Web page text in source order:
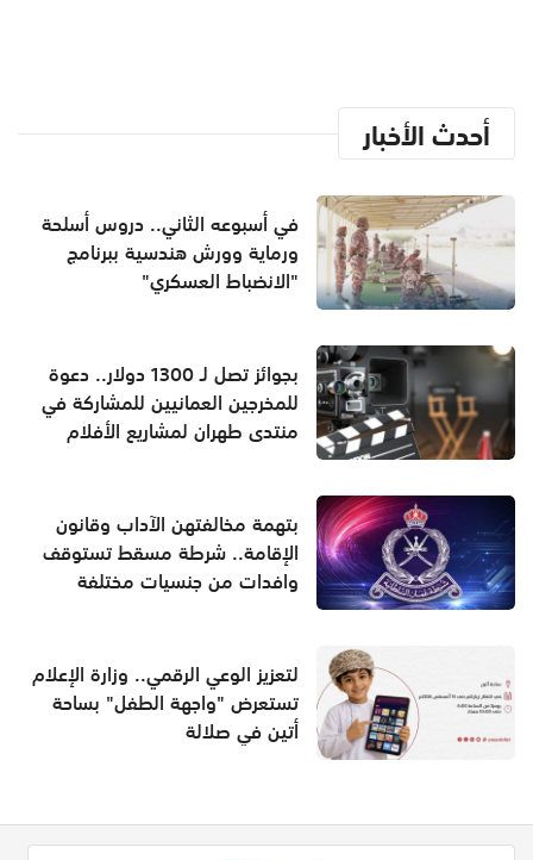
أحدث الأخبار
في أسبوعه الثاني.. دروس أسلحة
ورماية وورش هندسية ببرنامج
"الانضباط العسكري"
بجوائز تصل لـ 1300 دولار.. دعوة
للمخرجين العمانيين للمشاركة في
منتدى طهران لمشاريع الأفلام
بتهمة مخالفتهن الآداب وقانون
الإقامة.. شرطة مسقط تستوقف
وافدات من جنسيات مختلفة
لتعزيز الوعي الرقمي.. وزارة الإعلام
تستعرض "واجهة الطفل" بساحة
أتين في صلالة